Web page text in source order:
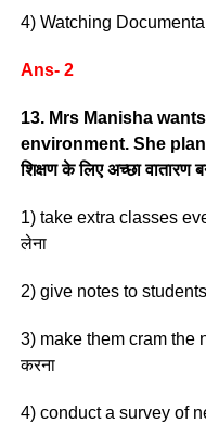
4) Watching
Ans- 2
13. Mrs Manisha
environment. She plans
शिक्षण के लिए अच्छा वातारण
1) take extra classes
लेना
2) give notes to students/
3) make them cram the
करना
4) conduct a survey of